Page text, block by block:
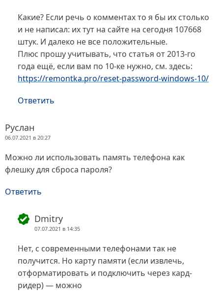
Какие? Если речь о комментах то я бы их столько
и не написал: их тут на сайте на сегодня 107668
штук. И далеко не все положительные.
Плюс прошу учитывать, что статья от 2013-го
года ещё, если вам по 10-ке нужно, см. здесь:
https://remontka.pro/reset-password-windows-10/
Ответить
Руслан
06.07.2021 в 20:27
Можно ли использовать память телефона как
флешку для сброса пароля?
Ответить
Dmitry
07.07.2021 в 14:35
Нет, с современными телефонами так не
получится. Но карту памяти (если извлечь,
отформатировать и подключить через кард-
ридер) — можно